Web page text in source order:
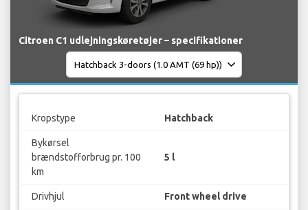
Citroen C1 udlejningskøretøjer – specifikationer
Kropstype Hatchback
Bykørsel
brændstofforbrug pr. 100
km
5 l
Drivhjul Front wheel drive